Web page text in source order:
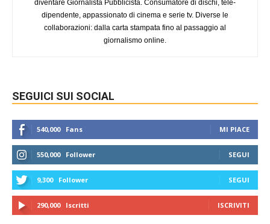
diventare Giornalista Pubblicista. Consumatore di dischi, tele-
dipendente, appassionato di cinema e serie tv. Diverse le
collaborazioni: dalla carta stampata fino al passaggio al
giornalismo online.
SEGUICI SUI SOCIAL
540,000 Fans MI PIACE
550,000 Follower SEGUI
9,300 Follower SEGUI
290,000 Iscritti ISCRIVITI